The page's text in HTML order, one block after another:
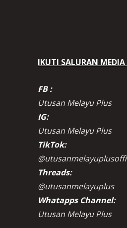
IKUTI SALURAN
FB :
Utusan Melayu Plus
IG:
Utusan Melayu Plus
TikTok:
Threads:
@utusanmelayuplus
Whatapps Channel:
Utusan Melayu Plus